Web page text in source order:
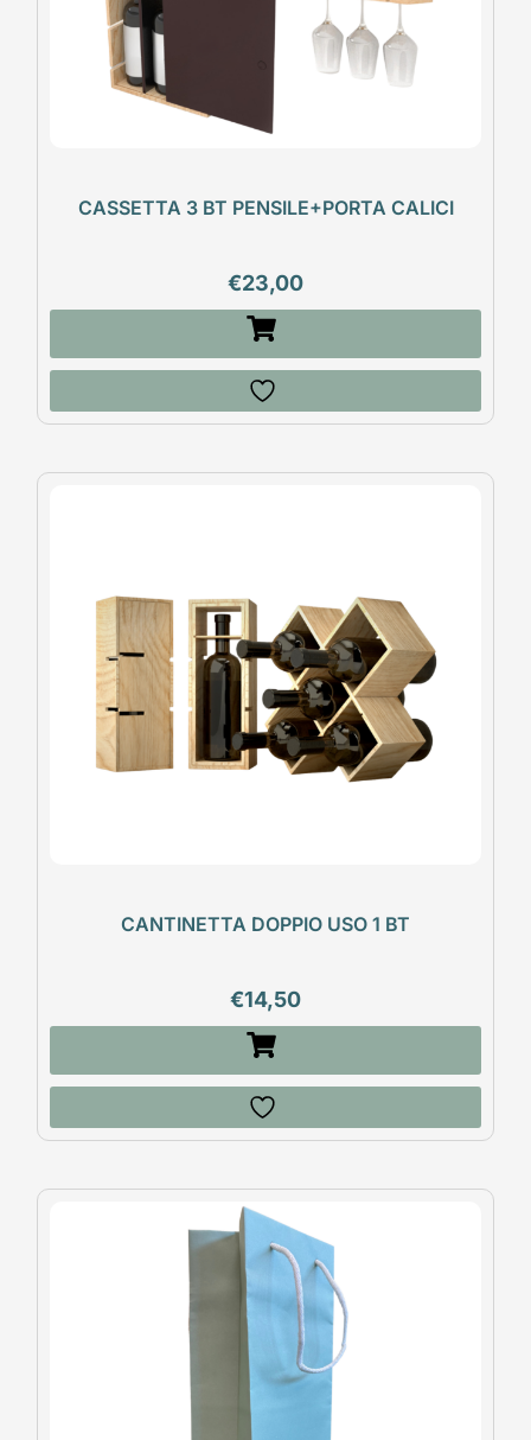
CASSETTA 3 BT PENSILE+PORTA CALICI
€23,00
CANTINETTA DOPPIO USO 1 BT
€14,50